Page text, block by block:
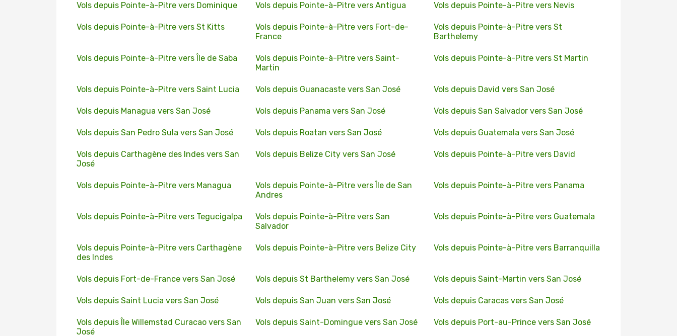
Vols depuis Pointe-à-Pitre vers Dominique Vols depuis Pointe-à-Pitre vers Antigua Vols depuis Pointe-à-Pitre vers Nevis
Vols depuis Pointe-à-Pitre vers St Kitts
Vols depuis Pointe-à-Pitre vers Fort-de-
France
Vols depuis Pointe-à-Pitre vers St
Barthelemy
Vols depuis Pointe-à-Pitre vers Île de Saba
Vols depuis Pointe-à-Pitre vers Saint-
Martin
Vols depuis Pointe-à-Pitre vers St Martin
Vols depuis Pointe-à-Pitre vers Saint Lucia Vols depuis Guanacaste vers San José Vols depuis David vers San José
Vols depuis Managua vers San José Vols depuis Panama vers San José Vols depuis San Salvador vers San José
Vols depuis San Pedro Sula vers San José Vols depuis Roatan vers San José Vols depuis Guatemala vers San José
Vols depuis Carthagène des Indes vers San
José
Vols depuis Belize City vers San José Vols depuis Pointe-à-Pitre vers David
Vols depuis Pointe-à-Pitre vers Managua
Vols depuis Pointe-à-Pitre vers Île de San
Andres
Vols depuis Pointe-à-Pitre vers Panama
Vols depuis Pointe-à-Pitre vers Tegucigalpa
Vols depuis Pointe-à-Pitre vers San
Salvador
Vols depuis Pointe-à-Pitre vers Guatemala
Vols depuis Pointe-à-Pitre vers Carthagène
des Indes
Vols depuis Pointe-à-Pitre vers Belize City Vols depuis Pointe-à-Pitre vers Barranquilla
Vols depuis Fort-de-France vers San José Vols depuis St Barthelemy vers San José Vols depuis Saint-Martin vers San José
Vols depuis Saint Lucia vers San José Vols depuis San Juan vers San José Vols depuis Caracas vers San José
Vols depuis Île Willemstad Curacao vers San
José
Vols depuis Saint-Domingue vers San José Vols depuis Port-au-Prince vers San José